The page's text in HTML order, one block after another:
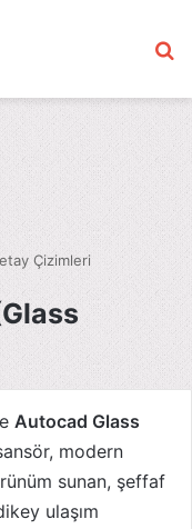
Çizimleri
Autocad Glass
modern
sunan, şeffaf
ulaşım